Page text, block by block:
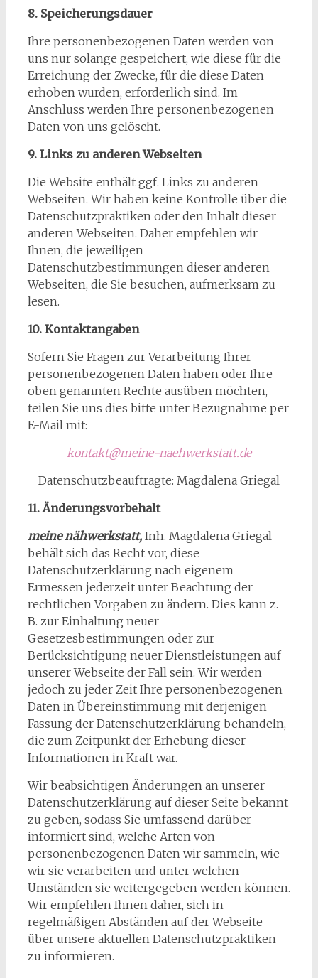
8. Speicherungsdauer
Ihre personenbezogenen Daten werden von
uns nur solange gespeichert, wie diese für die
Erreichung der Zwecke, für die diese Daten
erhoben wurden, erforderlich sind. Im
Anschluss werden Ihre personenbezogenen
Daten von uns gelöscht.
9. Links zu anderen Webseiten
Die Website enthält ggf. Links zu anderen
Webseiten. Wir haben keine Kontrolle über die
Datenschutzpraktiken oder den Inhalt dieser
anderen Webseiten. Daher empfehlen wir
Ihnen, die jeweiligen
Datenschutzbestimmungen dieser anderen
Webseiten, die Sie besuchen, aufmerksam zu
lesen.
10. Kontaktangaben
Sofern Sie Fragen zur Verarbeitung Ihrer
personenbezogenen Daten haben oder Ihre
oben genannten Rechte ausüben möchten,
teilen Sie uns dies bitte unter Bezugnahme per
E-Mail mit:
kontakt@meine-naehwerkstatt.de
Datenschutzbeauftragte: Magdalena Griegal
11. Änderungsvorbehalt
meine nähwerkstatt,Inh. Magdalena Griegal
behält sich das Recht vor, diese
Datenschutzerklärung nach eigenem
Ermessen jederzeit unter Beachtung der
rechtlichen Vorgaben zu ändern. Dies kann z.
B. zur Einhaltung neuer
Gesetzesbestimmungen oder zur
Berücksichtigung neuer Dienstleistungen auf
unserer Webseite der Fall sein. Wir werden
jedoch zu jeder Zeit Ihre personenbezogenen
Daten in Übereinstimmung mit derjenigen
Fassung der Datenschutzerklärung behandeln,
die zum Zeitpunkt der Erhebung dieser
Informationen in Kraft war.
Wir beabsichtigen Änderungen an unserer
Datenschutzerklärung auf dieser Seite bekannt
zu geben, sodass Sie umfassend darüber
informiert sind, welche Arten von
personenbezogenen Daten wir sammeln, wie
wir sie verarbeiten und unter welchen
Umständen sie weitergegeben werden können.
Wir empfehlen Ihnen daher, sich in
regelmäßigen Abständen auf der Webseite
über unsere aktuellen Datenschutzpraktiken
zu informieren.